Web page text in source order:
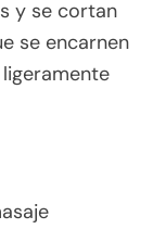
y se cortan
se encarnen